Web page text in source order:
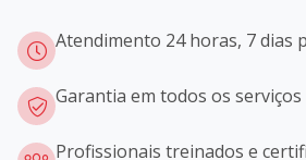
Atendimento 24 horas, 7 dias
Garantia em todos os
Profissionais treinados e